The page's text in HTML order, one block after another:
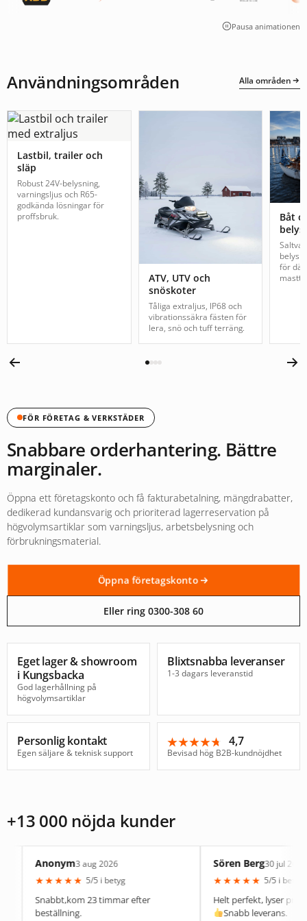
Pausa animationen
Användningsområden Alla områden
Lastbil, trailer och
släp
Robust 24V-belysning,
varningsljus och R65-
godkända lösningar för
proffsbruk.
ATV, UTV och
snöskoter
Tåliga extraljus, IP68 och
vibrationssäkra fästen för
lera, snö och tuff terräng.
Båt
för
FÖR FÖRETAG & VERKSTÄDER
Snabbare orderhantering. Bättre
marginaler.
Öppna ett företagskonto och få fakturabetalning, mängdrabatter,
dedikerad kundansvarig och prioriterad lagerreservation på
högvolymsartiklar som varningsljus, arbetsbelysning och
förbrukningsmaterial.
Öppna företagskonto
Eller ring 0300-308 60
Eget lager & showroom
i Kungsbacka
God lagerhållning på
högvolymsartiklar
Blixtsnabba leveranser
1-3 dagars leveranstid
Personlig kontakt
Egen säljare & teknisk support
★★★★★
★★★★★ 4,7
Bevisad hög B2B-kundnöjdhet
+13 000 nöjda kunder
3 aug 2026
★ 5/5 i betyg
23 timmar efter
Sören Berg30 jul 2026
★ 5/5 i betyg
Helt perfekt, lyser precis som
Snabb leverans.